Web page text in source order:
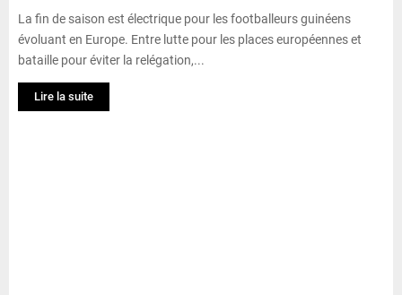
La fin de saison est électrique pour les footballeurs guinéens
évoluant en Europe. Entre lutte pour les places européennes et
bataille pour éviter la relégation,...
Lire la suite